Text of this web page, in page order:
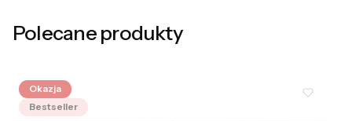
Polecane produkty
Okazja
Bestseller